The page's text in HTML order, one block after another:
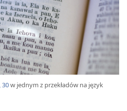
30w jednym z przekładów na język